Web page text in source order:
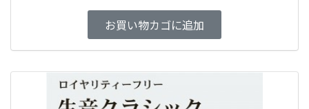
お買い物カゴに追加